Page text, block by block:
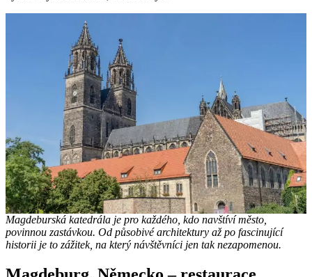
Magdeburská katedrála je pro každého, kdo navštíví město,
povinnou zastávkou. Od působivé architektury až po fascinující
historii je to zážitek, na který návštěvníci jen tak nezapomenou.